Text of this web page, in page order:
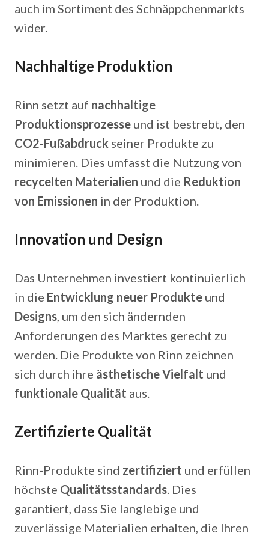
auch im Sortiment des Schnäppchenmarkts
wider.
Nachhaltige Produktion
Rinn setzt auf nachhaltige
Produktionsprozesse und ist bestrebt, den
CO2-Fußabdruck seiner Produkte zu
minimieren. Dies umfasst die Nutzung von
recycelten Materialien und die Reduktion
von Emissionen in der Produktion.
Innovation und Design
Das Unternehmen investiert kontinuierlich
in die Entwicklung neuer Produkte und
Designs, um den sich ändernden
Anforderungen des Marktes gerecht zu
werden. Die Produkte von Rinn zeichnen
sich durch ihre ästhetische Vielfalt und
funktionale Qualität aus.
Zertifizierte Qualität
Rinn-Produkte sind zertifiziert und erfüllen
höchste Qualitätsstandards. Dies
garantiert, dass Sie langlebige und
zuverlässige Materialien erhalten, die Ihren